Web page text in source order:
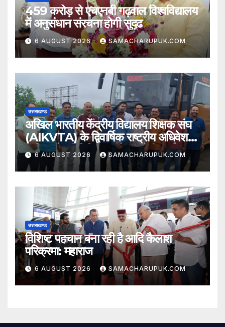
459 करोड़ से एचएनबी गढ़वाल विश्वविद्यालय
में अनुसंधान संरचना होगी सुदृढ
6 AUGUST 2026 SAMACHARUPUK.COM
उत्तराखण्ड
अखिल भारतीय केंद्रीय विद्यालय शिक्षक संघ
(AIKVTA) के द्विवार्षिक राष्ट्रीय अधिवेशन
में शिक्षकों की विभिन्न मांगो पर होगी चर्चा
6 AUGUST 2026 SAMACHARUPUK.COM
उत्तराखण्ड
विशिष्ट पहचान बना रही है आदि कैलाश
परिक्रमा: महाराज
6 AUGUST 2026 SAMACHARUPUK.COM